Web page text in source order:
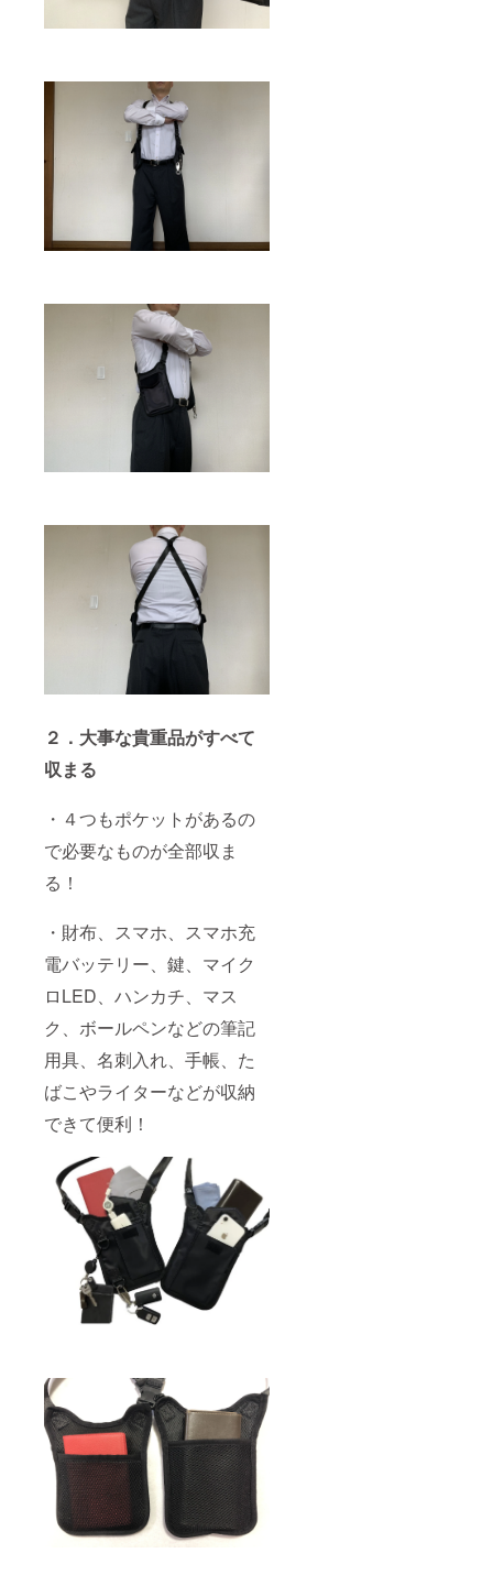
２．大事な貴重品がすべて
収まる
・４つもポケットがあるの
で必要なものが全部収ま
る！
・財布、スマホ、スマホ充
電バッテリー、鍵、マイク
ロLED、ハンカチ、マス
ク、ボールペンなどの筆記
用具、名刺入れ、手帳、た
ばこやライターなどが収納
できて便利！